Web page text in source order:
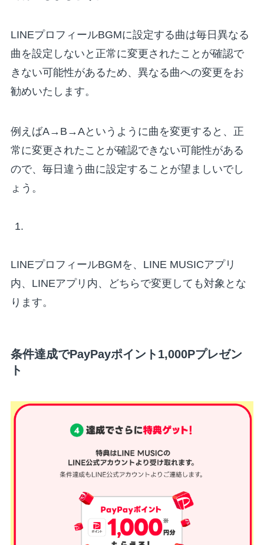
LINEプロフィールBGMに設定する曲は毎日異なる
曲を設定しないと正常に変更されたことが確認で
きない可能性があるため、異なる曲への変更をお
勧めいたします。
例えばA→B→Aというように曲を変更すると、正
常に変更されたことが確認できない可能性がある
ので、毎日違う曲に設定することが望ましいでし
ょう。
LINEプロフィールBGMを、LINE MUSICアプリ
内、LINEアプリ内、どちらで変更しても対象とな
ります。
条件達成でPayPayポイント1,000Pプレゼン
ト